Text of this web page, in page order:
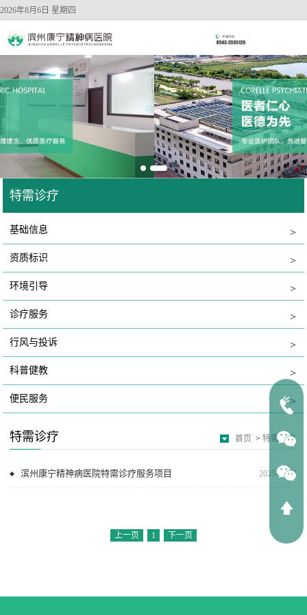
2026年8月6日 星期四
特需诊疗
基础信息 >
资质标识 >
环境引导 >
诊疗服务 >
行风与投诉 >
科普健教 >
便民服务 >
特需诊疗 首页 > 特需诊疗
2025-01-01
滨州康宁精神病医院特需诊疗服务项目
上一页 1 下一页